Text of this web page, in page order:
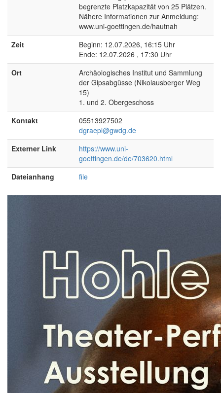
begrenzte Platzkapazität von 25 Plätzen.
Nähere Informationen zur Anmeldung:
www.uni-goettingen.de/hautnah
Zeit
Beginn: 12.07.2026, 16:15 Uhr
Ende: 12.07.2026 , 17:30 Uhr
Ort
Archäologisches Institut und Sammlung
der Gipsabgüsse (Nikolausberger Weg
15)
1. und 2. Obergeschoss
Kontakt
05513927502
dgraepl@gwdg.de
Externer Link
https://www.uni-
goettingen.de/de/703620.html
Dateianhang
file